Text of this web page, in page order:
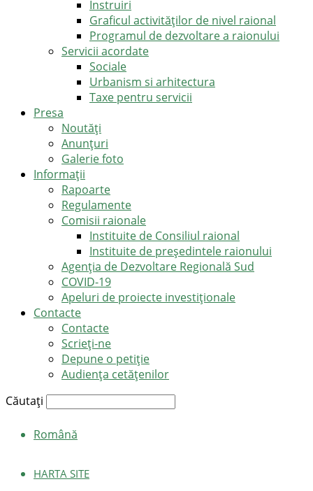
Instruiri
Graficul activităților de nivel raional
Programul de dezvoltare a raionului
Servicii acordate
Sociale
Urbanism si arhitectura
Taxe pentru servicii
Presa
Noutăţi
Anunţuri
Galerie foto
Informații
Rapoarte
Regulamente
Comisii raionale
Instituite de Consiliul raional
Instituite de președintele raionului
Agenția de Dezvoltare Regională Sud
COVID-19
Apeluri de proiecte investiționale
Contacte
Contacte
Scrieți-ne
Depune o petiție
Audiența cetățenilor
Căutați
Română
HARTA SITE